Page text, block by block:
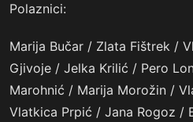
Polaznici:
Marija Bučar / Zlata Fištrek /
Gjivoje / Jelka Krilić / Pero
Marohnić / Marija Morožin /
Vlatkica Prpić / Jana Rogoz /